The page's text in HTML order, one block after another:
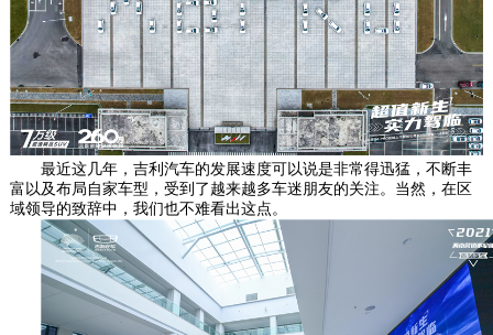
最近这几年，吉利汽车的发展速度可以说是非常得迅猛，不断丰
富以及布局自家车型，受到了越来越多车迷朋友的关注。当然，在区
域领导的致辞中，我们也不难看出这点。